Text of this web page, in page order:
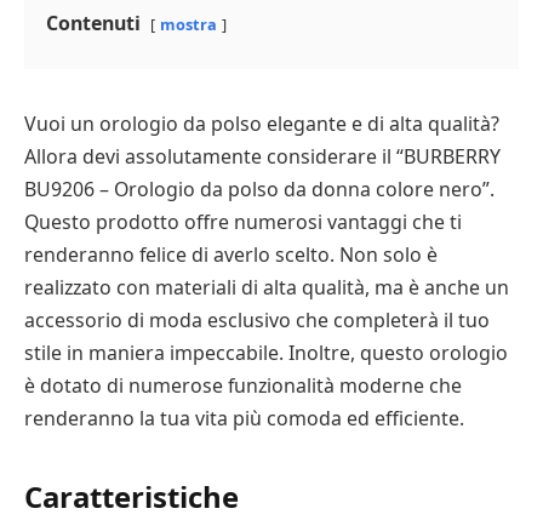
Contenuti mostra
Vuoi un orologio da polso elegante e di alta qualità?
Allora devi assolutamente considerare il “BURBERRY
BU9206 – Orologio da polso da donna colore nero”.
Questo prodotto offre numerosi vantaggi che ti
renderanno felice di averlo scelto. Non solo è
realizzato con materiali di alta qualità, ma è anche un
accessorio di moda esclusivo che completerà il tuo
stile in maniera impeccabile. Inoltre, questo orologio
è dotato di numerose funzionalità moderne che
renderanno la tua vita più comoda ed efficiente.
Caratteristiche